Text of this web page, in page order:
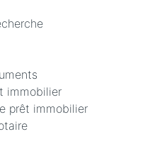
immobilier
prêt immobilier